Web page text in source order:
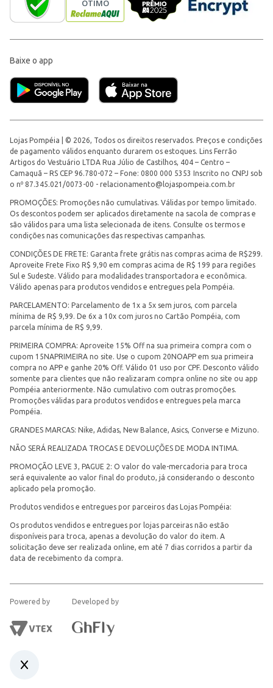
Baixe o app
Lojas Pompéia | © 2026, Todos os direitos reservados. Preços e condições
de pagamento válidos enquanto durarem os estoques. Lins Ferrão
Artigos do Vestuário LTDA Rua Júlio de Castilhos, 404 – Centro –
Camaquã – RS CEP 96.780-072 – Fone: 0800 000 5353 Inscrito no CNPJ sob
o nº 87.345.021/0073-00 - relacionamento@lojaspompeia.com.br
PROMOÇÕES: Promoções não cumulativas. Válidas por tempo limitado.
Os descontos podem ser aplicados diretamente na sacola de compras e
são válidos para uma lista selecionada de itens. Consulte os termos e
condições nas comunicações das respectivas campanhas.
CONDIÇÕES DE FRETE: Garanta frete grátis nas compras acima de R$299.
Aproveite Frete Fixo R$ 9,90 em compras acima de R$ 199 para regiões
Sul e Sudeste. Válido para modalidades transportadora e econômica.
Válido apenas para produtos vendidos e entregues pela Pompéia.
PARCELAMENTO: Parcelamento de 1x a 5x sem juros, com parcela
mínima de R$ 9,99. De 6x a 10x com juros no Cartão Pompéia, com
parcela mínima de R$ 9,99.
PRIMEIRA COMPRA: Aproveite 15% Off na sua primeira compra com o
cupom 15NAPRIMEIRA no site. Use o cupom 20NOAPP em sua primeira
compra no APP e ganhe 20% Off. Válido 01 uso por CPF. Desconto válido
somente para clientes que não realizaram compra online no site ou app
Pompéia anteriormente. Não cumulativo com outras promoções.
Promoções válidas para produtos vendidos e entregues pela marca
Pompéia.
GRANDES MARCAS: Nike, Adidas, New Balance, Asics, Converse e Mizuno.
NÃO SERÁ REALIZADA TROCAS E DEVOLUÇÕES DE MODA INTIMA.
PROMOÇÃO LEVE 3, PAGUE 2: O valor do vale-mercadoria para troca
será equivalente ao valor final do produto, já considerando o desconto
aplicado pela promoção.
Produtos vendidos e entregues por parceiros das Lojas Pompéia:
Os produtos vendidos e entregues por lojas parceiras não estão
disponíveis para troca, apenas a devolução do valor do item. A
solicitação deve ser realizada online, em até 7 dias corridos a partir da
data de recebimento da compra.
Powered by Developed by